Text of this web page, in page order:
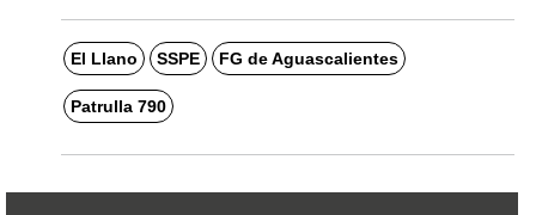
El Llano SSPE FG de Aguascalientes
Patrulla 790